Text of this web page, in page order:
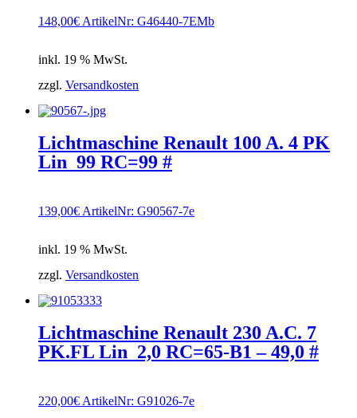
148,00€ ArtikelNr: G46440-7EMb
inkl. 19 % MwSt.
zzgl. Versandkosten
Lichtmaschine Renault 100 A. 4 PK
Lin_99 RC=99 #
139,00€ ArtikelNr: G90567-7e
inkl. 19 % MwSt.
zzgl. Versandkosten
Lichtmaschine Renault 230 A.C. 7
PK.FL Lin_2,0 RC=65-B1 – 49,0 #
220,00€ ArtikelNr: G91026-7e